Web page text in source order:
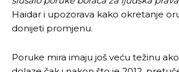
Ovim putem želimo da vam se
odlučili da pustite Vašu priču da živi,
Objavi.ba
Ovim putem želimo da vam se
odlučili da pustite Vašu priču da živi,
Objavi.ba
Haidar i upozorava kako okretanje
donijeti promjenu.
Poruke mira imaju još veću težinu